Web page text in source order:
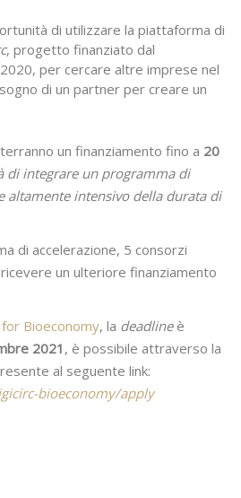
di utilizzare la piattaforma di
, progetto finanziato dal
per cercare altre imprese nel
di un partner per creare un
un finanziamento fino a 20
di integrare un programma di
altamente intensivo della durata di
di accelerazione, 5 consorzi
un ulteriore finanziamento
for Bioeconomy, la deadlineè
2021 , è possibile attraverso la
al seguente link:
bioeconomy/apply